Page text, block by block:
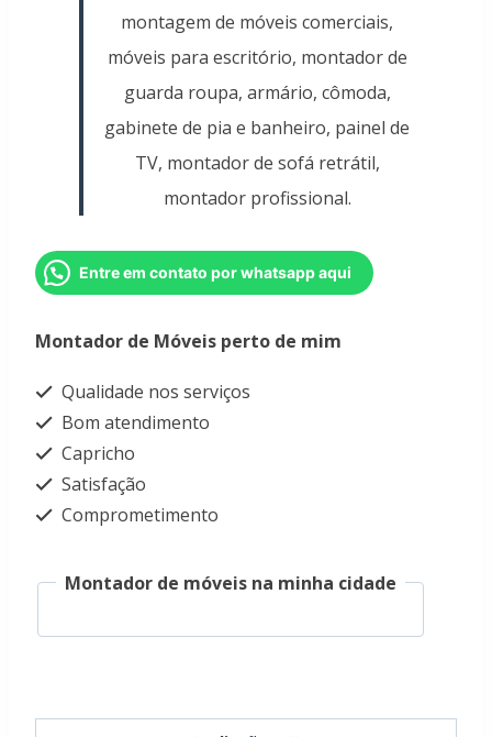
montagem de móveis comerciais,
móveis para escritório, montador de
guarda roupa, armário, cômoda,
gabinete de pia e banheiro, painel de
TV, montador de sofá retrátil,
montador profissional.
Entre em contato por whatsapp aqui
Montador de Móveis perto de mim
Qualidade nos serviços
Bom atendimento
Capricho
Satisfação
Comprometimento
Montador de móveis na minha cidade